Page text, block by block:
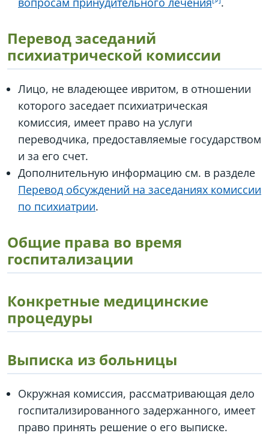
Перевод заседаний
психиатрической комиссии
Лицо, не владеющее ивритом, в отношении
которого заседает психиатрическая
комиссия, имеет право на услуги
переводчика, предоставляемые государством
и за его счет.
Дополнительную информацию см. в разделе
Перевод обсуждений на заседаниях комиссии
по психиатрии.
Общие права во время
госпитализации
Конкретные медицинские
процедуры
Выписка из больницы
Окружная комиссия, рассматривающая дело
госпитализированного задержанного, имеет
право принять решение о его выписке.